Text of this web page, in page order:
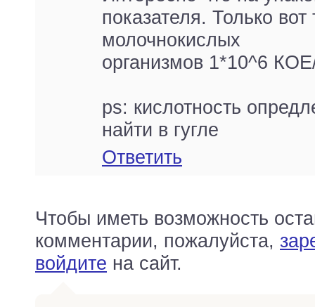
показателя. Только
молочнокислых
организмов 1*10^6
ps: кислотность
найти в гугле
Ответить
Чтобы иметь возможность
комментарии, пожалуйста,
войдите на сайт.